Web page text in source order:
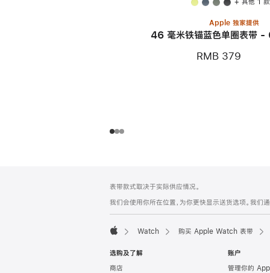
+ 其他 1 款
Apple 独家提供
46 毫米铁锚蓝色单圈表带 -
RMB 379
页
页
注
表带款式取决于实际供应情况。
我们会使用你所在位置，为你更快显示送货选项。我
Watch 购买 Apple Watch 表带
选购及了解
商店
账户
管理你的